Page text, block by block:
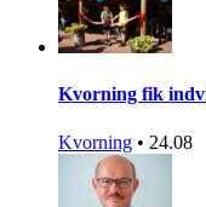
Kvorning fik
Kvorning • 24.08